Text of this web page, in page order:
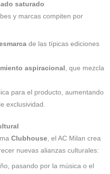
saturado
y marcas compiten por
de las típicas ediciones
aspiracional
, que mezcla
para el producto, aumentando
exclusividad.
Clubhouse, el AC Milan crea
nuevas alianzas culturales:
pasando por la música o el